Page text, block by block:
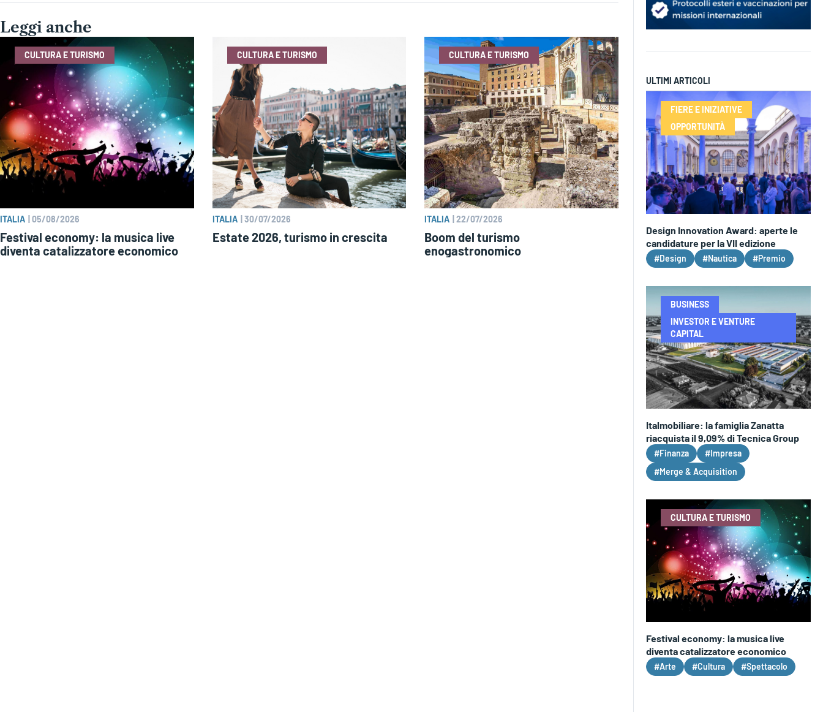
Leggi anche
CULTURA E TURISMO
ITALIA 05/08/2026
Festival economy: la musica live
diventa catalizzatore economico
CULTURA E TURISMO
ITALIA 30/07/2026
Estate 2026, turismo in crescita
CULTURA E TURISMO
ITALIA |22/07/2026
Boom del turismo
enogastronomico
ULTIMI ARTICOLI
FIERE E INIZIATIVE
OPPORTUNITÀ
Design Innovation Award: aperte le
candidature per la VII edizione
#Design #Nautica #Premio
BUSINESS
INVESTOR E VENTURE
CAPITAL
Italmobiliare: la famiglia Zanatta
riacquista il 9,09% di Tecnica Group
#Finanza
#Impresa
#Merge & Acquisition
CULTURA E TURISMO
Festival economy: la musica live
diventa catalizzatore economico
#Arte #Cultura #Spettacolo